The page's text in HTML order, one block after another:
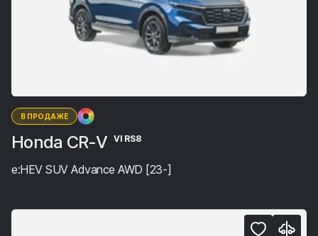
В ПРОДАЖЕ
Honda CR-V VI RS8
e:HEV SUV Advance AWD [23-]